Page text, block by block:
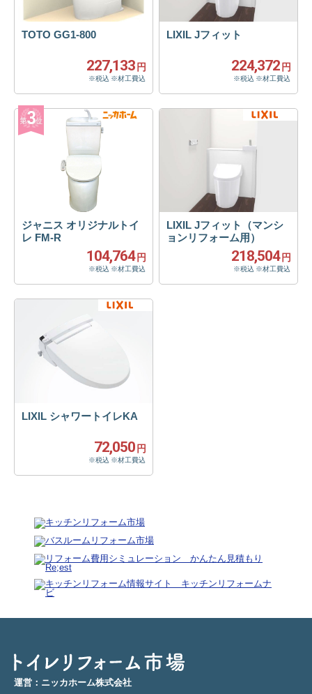
TOTO GG1-800
227,133 円
※税込 ※材工費込
LIXIL Jフィット
224,372 円
※税込 ※材工費込
ジャニス オリジナルトイ
レ FM-R
104,764 円
※税込 ※材工費込
LIXIL Jフィット（マンシ
ョンリフォーム用）
218,504 円
※税込 ※材工費込
LIXIL シャワートイレKA
72,050 円
※税込 ※材工費込
運営：ニッカホーム株式会社